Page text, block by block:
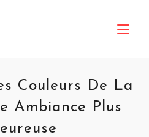
Couleurs De La
Ambiance Plus